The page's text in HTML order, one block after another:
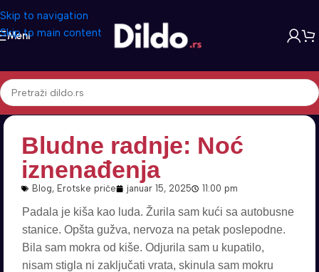
Skip to navigation
Skip to main content
Meni
Bludne radnje: Noć
iznenađenja
Blog, Erotske priče januar 15, 2025 11:00 pm
Padala je kiša kao luda. Žurila sam kući sa autobusne
stanice. Opšta gužva, nervoza na petak poslepodne.
Bila sam mokra od kiše. Odjurila sam u kupatilo,
nisam stigla ni zaključati vrata, skinula sam mokru